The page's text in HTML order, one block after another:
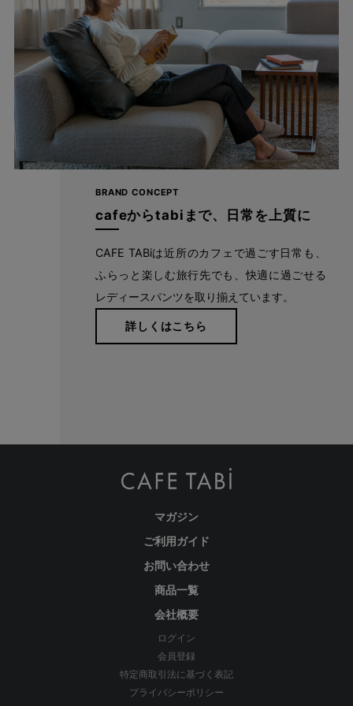
大人カジュアルにぴったり
シンプルだから、カットソーやブラウスなどさまざまなトップス
と相性バツグン。アイテムによってきれいめにもかわいいスタイ
ルにも仕上げてくれる万能パンツです。
BRAND CONCEPT
cafeからtabiまで、日常を上質に
CAFE TABiは近所のカフェで過ごす日常も、
ふらっと楽しむ旅行先でも、快適に過ごせる
レディースパンツを取り揃えています。
詳しくはこちら
マガジン
ご利用ガイド
お問い合わせ
商品一覧
会社概要
ログイン
会員登録
特定商取引法に基づく表記
プライバシーポリシー